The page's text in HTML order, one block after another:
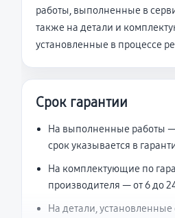
работы, выполненные в
также на детали и
установленные в процессе
Срок гарантии
На выполненные работы
срок указывается в
На комплектующие по
производителя — от 6 до
На детали,